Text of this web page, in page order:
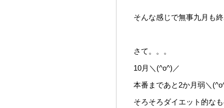
そんな感じで無事九月も
さて。。。
10月＼(^o^)／
本番まであと2か月弱＼
そろそろダイエット的な